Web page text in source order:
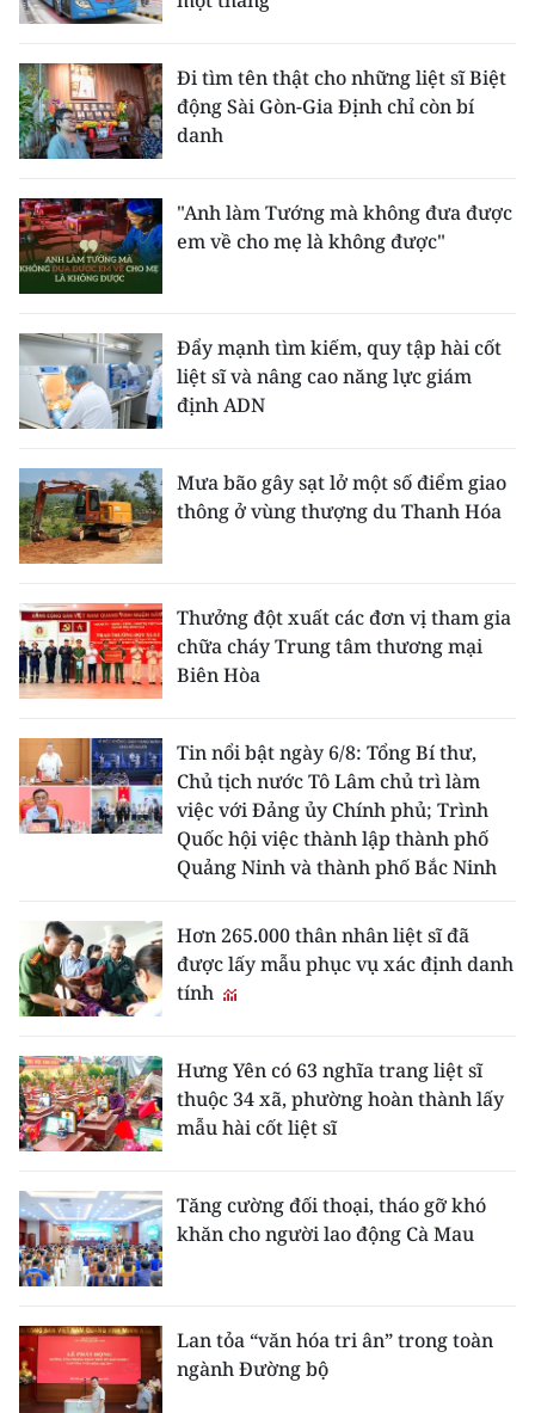
Đi tìm tên thật cho những liệt sĩ Biệt
động Sài Gòn-Gia Định chỉ còn bí
danh
"Anh làm Tướng mà không đưa được
em về cho mẹ là không được"
Đẩy mạnh tìm kiếm, quy tập hài cốt
liệt sĩ và nâng cao năng lực giám
định ADN
Mưa bão gây sạt lở một số điểm giao
thông ở vùng thượng du Thanh Hóa
Thưởng đột xuất các đơn vị tham gia
chữa cháy Trung tâm thương mại
Biên Hòa
Tin nổi bật ngày 6/8: Tổng Bí thư,
Chủ tịch nước Tô Lâm chủ trì làm
việc với Đảng ủy Chính phủ; Trình
Quốc hội việc thành lập thành phố
Quảng Ninh và thành phố Bắc Ninh
Hơn 265.000 thân nhân liệt sĩ đã
được lấy mẫu phục vụ xác định danh
tính
Hưng Yên có 63 nghĩa trang liệt sĩ
thuộc 34 xã, phường hoàn thành lấy
mẫu hài cốt liệt sĩ
Tăng cường đối thoại, tháo gỡ khó
khăn cho người lao động Cà Mau
Lan tỏa “văn hóa tri ân” trong toàn
ngành Đường bộ